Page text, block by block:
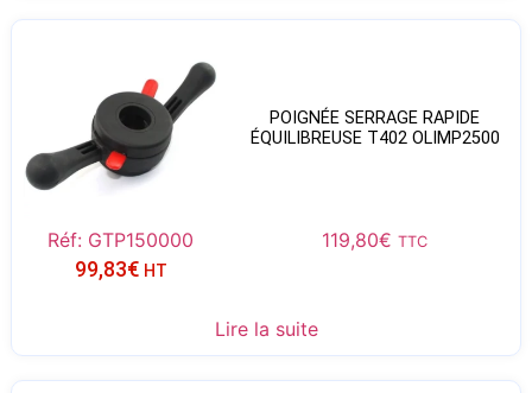
POIGNÉE SERRAGE RAPIDE
ÉQUILIBREUSE T402 OLIMP2500
Réf: GTP150000 119,80€ TTC
99,83€ HT
Lire la suite